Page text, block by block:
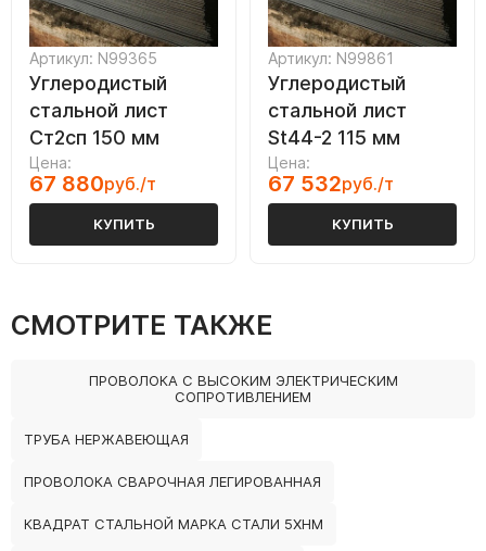
Артикул: N99365
Углеродистый
стальной лист
Ст2сп 150 мм
Цена:
67 880руб./т
КУПИТЬ
Артикул: N99861
Углеродистый
стальной лист
St44-2 115 мм
Цена:
67 532руб./т
КУПИТЬ
СМОТРИТЕ ТАКЖЕ
ПРОВОЛОКА С ВЫСОКИМ ЭЛЕКТРИЧЕСКИМ
СОПРОТИВЛЕНИЕМ
ТРУБА НЕРЖАВЕЮЩАЯ
ПРОВОЛОКА СВАРОЧНАЯ ЛЕГИРОВАННАЯ
КВАДРАТ СТАЛЬНОЙ МАРКА СТАЛИ 5ХНМ